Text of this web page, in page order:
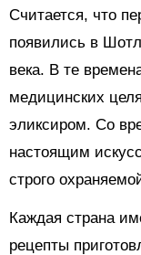
Считается, что
появились в
века. В те
медицинских
эликсиром. Со
настоящим
строго
Каждая страна
рецепты